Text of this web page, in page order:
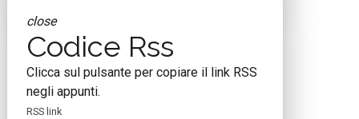
close
Codice Rss
Clicca sul pulsante per copiare il link RSS
negli appunti.
RSS link